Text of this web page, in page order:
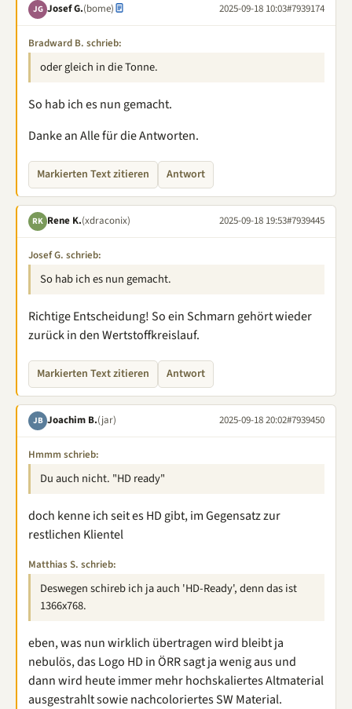
JG Josef G.(bome) 2025-09-18 10:03#7939174
Bradward B. schrieb:
oder gleich in die Tonne.
So hab ich es nun gemacht.
Danke an Alle für die Antworten.
Markierten Text zitieren Antwort
RK Rene K.(xdraconix) 2025-09-18 19:53#7939445
Josef G. schrieb:
So hab ich es nun gemacht.
Richtige Entscheidung! So ein Schmarn gehört wieder
zurück in den Wertstoffkreislauf.
Markierten Text zitieren Antwort
JB Joachim B.(jar) 2025-09-18 20:02#7939450
Hmmm schrieb:
Du auch nicht. "HD ready"
doch kenne ich seit es HD gibt, im Gegensatz zur
restlichen Klientel
Matthias S. schrieb:
Deswegen schireb ich ja auch 'HD-Ready', denn das ist
1366x768.
eben, was nun wirklich übertragen wird bleibt ja
nebulös, das Logo HD in ÖRR sagt ja wenig aus und
dann wird heute immer mehr hochskaliertes Altmaterial
ausgestrahlt sowie nachcoloriertes SW Material.